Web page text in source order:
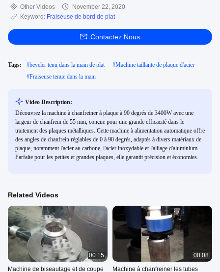
Other Videos
November 22, 2020
Keyword: Fraiseuse de bord de plat
Contactez Nous
Tags: #beveler tenu dans la main de plat #Machine taillante de plaque d'acier
#Fraiseuse tenue dans la main
Video Description:
Découvrez la machine à chanfreiner à plaque à 90 degrés de 3400W avec une
largeur de chanfrein de 55 mm, conçue pour une grande efficacité dans le
traitement des plaques métalliques. Cette machine à alimentation automatique offre
des angles de chanfrein réglables de 0 à 90 degrés, adaptés à divers matériaux de
plaque, notamment l'acier au carbone, l'acier inoxydable et l'alliage d'aluminium.
Parfaite pour les petites et grandes plaques, elle garantit précision et économies.
Related Videos
00:15
Machine de biseautage et de coupe
00:08
Machine à chanfreiner les tubes